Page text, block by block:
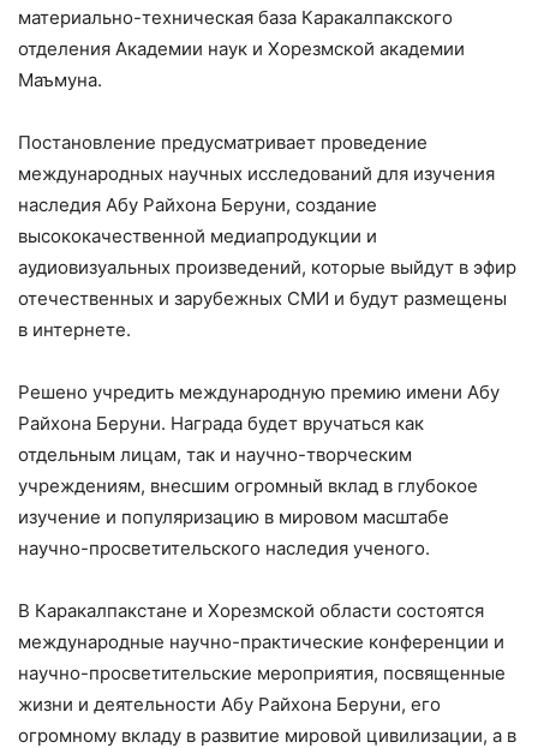
материально-техническая база Каракалпакского
отделения Академии наук и Хорезмской академии
Маъмуна.
Постановление предусматривает проведение
международных научных исследований для изучения
наследия Абу Райхона Беруни, создание
высококачественной медиапродукции и
аудиовизуальных произведений, которые выйдут в эфир
отечественных и зарубежных СМИ и будут размещены
в интернете.
Решено учредить международную премию имени Абу
Райхона Беруни. Награда будет вручаться как
отдельным лицам, так и научно-творческим
учреждениям, внесшим огромный вклад в глубокое
изучение и популяризацию в мировом масштабе
научно-просветительского наследия ученого.
В Каракалпакстане и Хорезмской области состоятся
международные научно-практические конференции и
научно-просветительские мероприятия, посвященные
жизни и деятельности Абу Райхона Беруни, его
огромному вкладу в развитие мировой цивилизации, а в